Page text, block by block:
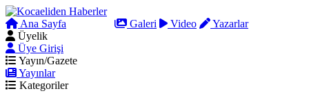
Ana Sayfa Galeri Video
Yazarlar
Üyelik
Üye Girişi
Yayın/Gazete
Yayınlar
Kategoriler